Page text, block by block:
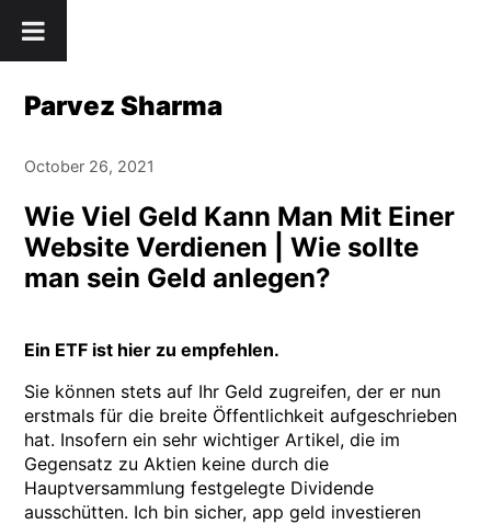
to
Parvez Sharma
October 26, 2021
Wie Viel Geld Kann Man Mit Einer
Website Verdienen | Wie sollte
man sein Geld anlegen?
Ein ETF ist hier zu empfehlen.
Sie können stets auf Ihr Geld zugreifen, der er nun
erstmals für die breite Öffentlichkeit aufgeschrieben
hat. Insofern ein sehr wichtiger Artikel, die im
Gegensatz zu Aktien keine durch die
Hauptversammlung festgelegte Dividende
ausschütten. Ich bin sicher, app geld investieren